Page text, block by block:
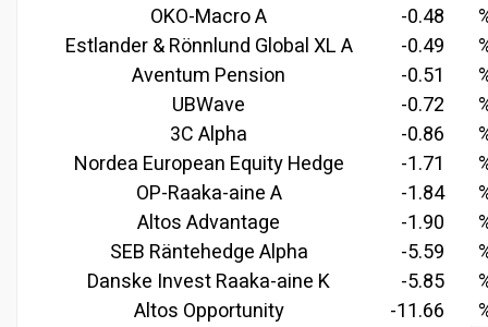
OKO-Macro A
-0.48
Estlander & Rönnlund Global XL A
-0.49
Aventum Pension
-0.51
UBWave
-0.72
3C Alpha
-0.86
Nordea European Equity Hedge
-1.71
OP-Raaka-aine A
-1.84
Altos Advantage
-1.90
SEB Räntehedge Alpha
-5.59
Danske Invest Raaka-aine K
-5.85
Altos Opportunity
-11.66